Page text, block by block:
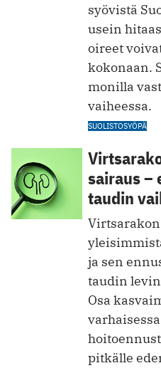
syövistä
usein
oireet
kokonaan.
monilla
vaiheessa.
SUOLISTOSYÖPÄ
sairaus –
taudin
ja sen
taudin
Osa
pitkälle